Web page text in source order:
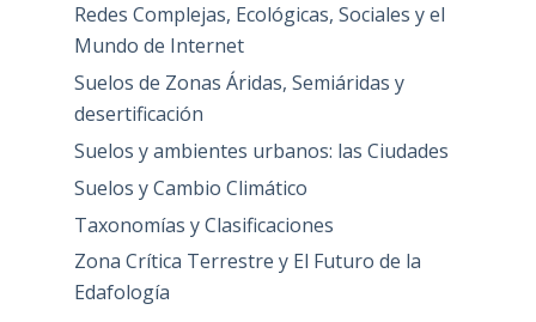
Redes Complejas, Ecológicas, Sociales y el
Mundo de Internet
Suelos de Zonas Áridas, Semiáridas y
desertificación
Suelos y ambientes urbanos: las Ciudades
Suelos y Cambio Climático
Taxonomías y Clasificaciones
Zona Crítica Terrestre y El Futuro de la
Edafología